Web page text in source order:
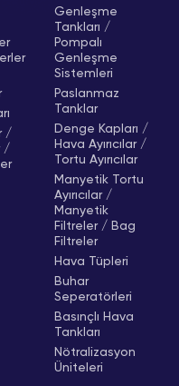
/
/
Genleşme
Tankları /
Pompalı
Genleşme
Sistemleri
Paslanmaz
Tanklar
Denge Kapları /
Hava Ayırıcılar /
Tortu Ayırıcılar
Manyetik Tortu
Ayırıcılar /
Manyetik
Filtreler / Bag
Filtreler
Hava Tüpleri
Buhar
Seperatörleri
Basınçlı Hava
Tankları
Nötralizasyon
Üniteleri